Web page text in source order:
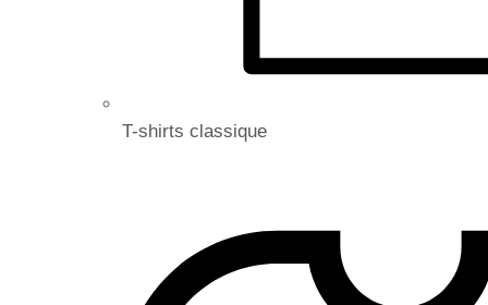
T-shirts classique